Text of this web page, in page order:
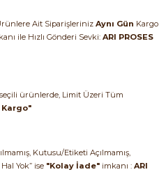
Ait Siparişleriniz Aynı Gün Kargo
ile Hızlı Gönderi Sevki: ARI PROSES
ürünlerde, Limit Üzeri Tüm
Kutusu/Etiketi Açılmamış,
Yok” ise "Kolay İade" imkanı : ARI